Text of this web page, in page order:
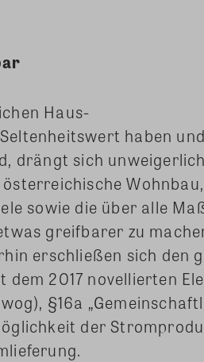
Haus-
haben
drängt sich
sowie die über alle
greifbarer zu
erschließen sich den
dem 2017 novellierten
§16a
der